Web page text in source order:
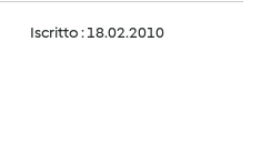
Iscritto : 18.02.2010